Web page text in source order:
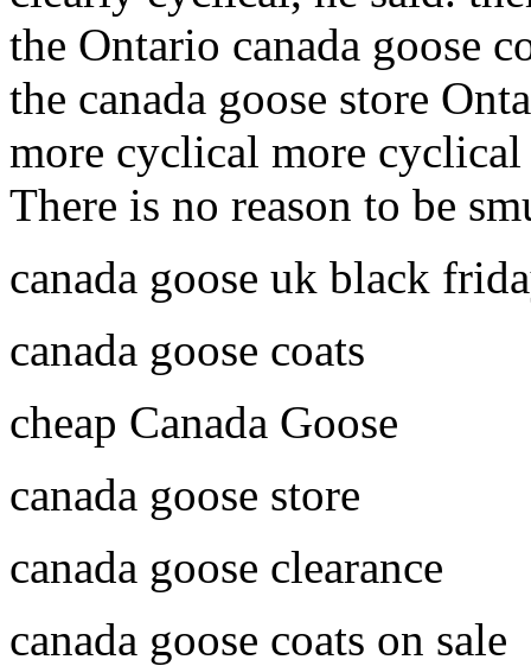
the Ontario canada goose
the canada goose store
more cyclical more
There is no reason to be
canada goose uk black
canada goose coats
cheap Canada Goose
canada goose store
canada goose clearance
canada goose coats on sale